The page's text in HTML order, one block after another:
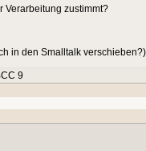
Verarbeitung zustimmt?
in den Smalltalk verschieben?)
9